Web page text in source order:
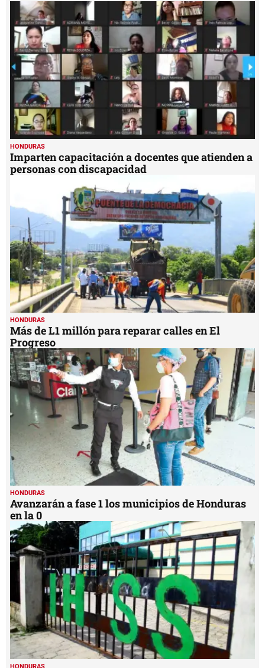
minutes,
15
seconds
HONDURAS
Imparten capacitación a docentes que atienden a
personas con discapacidad
HONDURAS
Más de L1 millón para reparar calles en El
Progreso
HONDURAS
Avanzarán a fase 1 los municipios de Honduras
en la 0